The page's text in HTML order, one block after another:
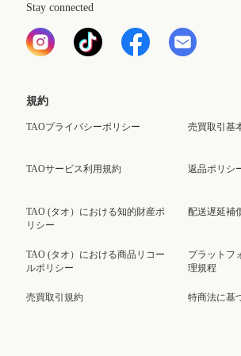
Stay connected
規約
TAOプライバシーポリシー
TAOサービス利用規約
TAO (タオ）における知的財産ポ
リシー
TAO (タオ）における商品リコー
ルポリシー
売買取引規約
売買取引基
返品ポリシ
配送遅延補
プラットフ
理規程
特商法に基